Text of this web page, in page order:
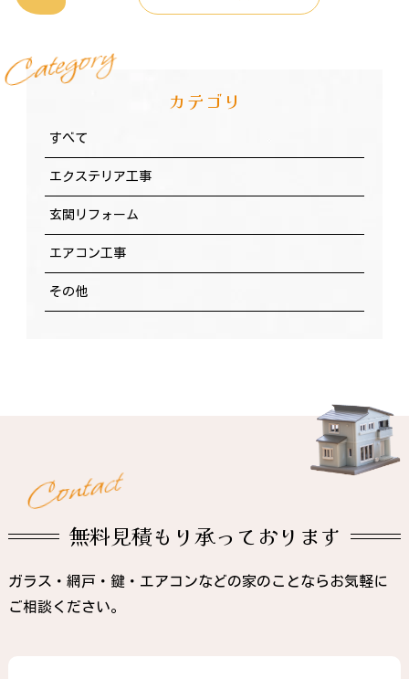
Category
カテゴリ
すべて
エクステリア工事
玄関リフォーム
エアコン工事
その他
Contact
無料見積もり承っております
ガラス・網戸・鍵・エアコンなどの家のことならお気軽に
ご相談ください。